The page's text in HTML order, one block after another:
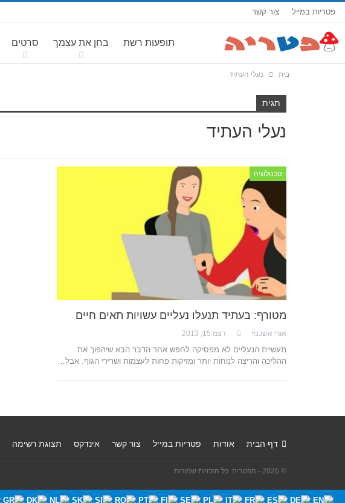
פטריות במייל צור קשר
תופעות רשת בחן את עצמך סרטים
בית נעלי העתיד
תגית
נעלי העתיד
טכנולוגיה
מטורף: בעתיד תנעלו נעליים עשויות תאים חיים
אורי אשכנזי דצמ 15, 2013
תעשיית הנעליים לא מפסיקה לחפש אחר הדבר הבא שיהפוך את
ההליכה והריצה לנוחות יותר ומזיקות פחות לעצמות ושרירי הגוף. אבל…
דף הבית אודות פטריות במייל צור קשר אינדקס תצוגת רשימה
© 2026 - הפטריה. כל הזכויות שמורות.